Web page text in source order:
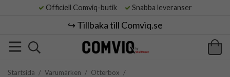
Officiell Comviq-butik Snabba leveranser
↪️ Tillbaka till Comviq.se
Startsida / Varumärken / Otterbox /